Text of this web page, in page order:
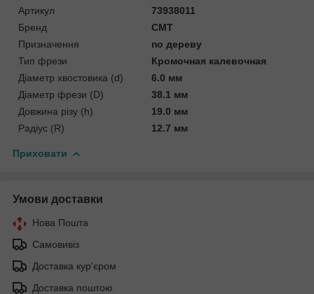
Артикул
73938011
Бренд
CMT
Призначення
по дереву
Тип фрези
Кромочная калевочная
Діаметр хвостовика (d)
6.0 мм
Діаметр фрези (D)
38.1 мм
Довжина різу (h)
19.0 мм
Радіус (R)
12.7 мм
Приховати
Умови доставки
Нова Пошта
Самовивіз
Доставка кур'єром
Доставка поштою